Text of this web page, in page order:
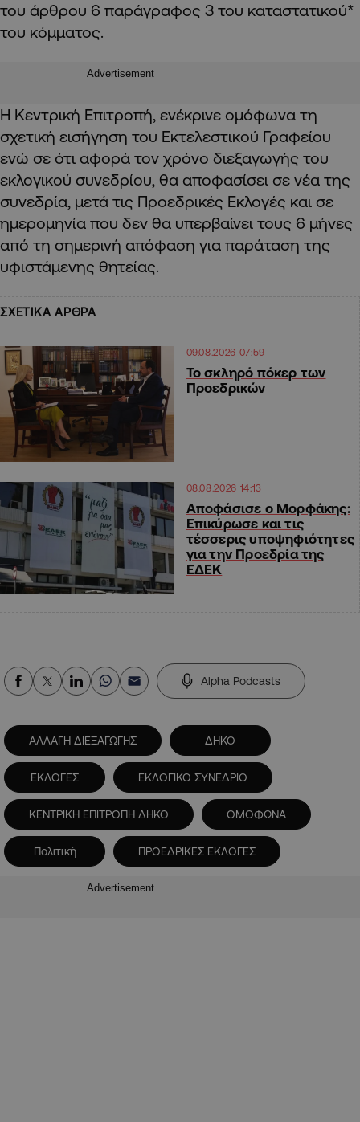
του άρθρου 6 παράγραφος 3 του καταστατικού*
του κόμματος.
Advertisement
Η Κεντρική Επιτροπή, ενέκρινε ομόφωνα τη
σχετική εισήγηση του Εκτελεστικού Γραφείου
ενώ σε ότι αφορά τον χρόνο διεξαγωγής του
εκλογικού συνεδρίου, θα αποφασίσει σε νέα της
συνεδρία, μετά τις Προεδρικές Εκλογές και σε
ημερομηνία που δεν θα υπερβαίνει τους 6 μήνες
από τη σημερινή απόφαση για παράταση της
υφιστάμενης θητείας.
ΣΧΕΤΙΚΑ ΑΡΘΡΑ
09.08.2026 07:59
Το σκληρό πόκερ των
Προεδρικών
08.08.2026 14:13
Αποφάσισε ο Μορφάκης:
Επικύρωσε και τις
τέσσερις υποψηφιότητες
για την Προεδρία της
ΕΔΕΚ
Alpha Podcasts
ΑΛΛΑΓΗ ΔΙΕΞΑΓΩΓΗΣ ΔΗΚΟ
ΕΚΛΟΓΕΣ ΕΚΛΟΓΙΚΟ ΣΥΝΕΔΡΙΟ
ΚΕΝΤΡΙΚΗ ΕΠΙΤΡΟΠΗ ΔΗΚΟ ΟΜΟΦΩΝΑ
Πολιτική ΠΡΟΕΔΡΙΚΕΣ ΕΚΛΟΓΕΣ
Advertisement